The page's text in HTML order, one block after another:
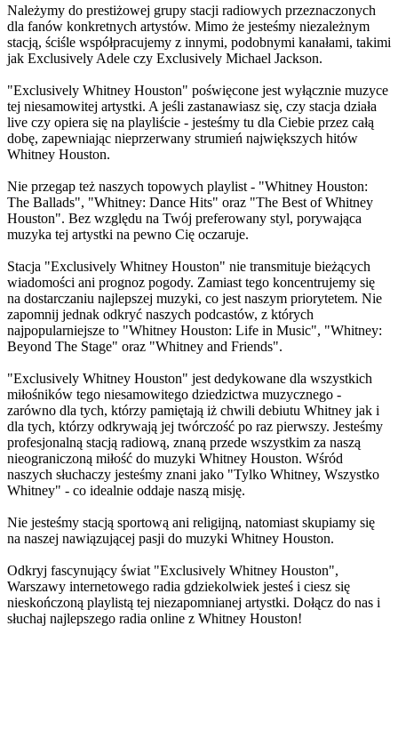
Należymy do prestiżowej grupy stacji radiowych przeznaczonych
dla fanów konkretnych artystów. Mimo że jesteśmy niezależnym
stacją, ściśle współpracujemy z innymi, podobnymi kanałami, takimi
jak Exclusively Adele czy Exclusively Michael Jackson.
"Exclusively Whitney Houston" poświęcone jest wyłącznie muzyce
tej niesamowitej artystki. A jeśli zastanawiasz się, czy stacja działa
live czy opiera się na playliście - jesteśmy tu dla Ciebie przez całą
dobę, zapewniając nieprzerwany strumień największych hitów
Whitney Houston.
Nie przegap też naszych topowych playlist - "Whitney Houston:
The Ballads", "Whitney: Dance Hits" oraz "The Best of Whitney
Houston". Bez względu na Twój preferowany styl, porywająca
muzyka tej artystki na pewno Cię oczaruje.
Stacja "Exclusively Whitney Houston" nie transmituje bieżących
wiadomości ani prognoz pogody. Zamiast tego koncentrujemy się
na dostarczaniu najlepszej muzyki, co jest naszym priorytetem. Nie
zapomnij jednak odkryć naszych podcastów, z których
najpopularniejsze to "Whitney Houston: Life in Music", "Whitney:
Beyond The Stage" oraz "Whitney and Friends".
"Exclusively Whitney Houston" jest dedykowane dla wszystkich
miłośników tego niesamowitego dziedzictwa muzycznego -
zarówno dla tych, którzy pamiętają iż chwili debiutu Whitney jak i
dla tych, którzy odkrywają jej twórczość po raz pierwszy. Jesteśmy
profesjonalną stacją radiową, znaną przede wszystkim za naszą
nieograniczoną miłość do muzyki Whitney Houston. Wśród
naszych słuchaczy jesteśmy znani jako "Tylko Whitney, Wszystko
Whitney" - co idealnie oddaje naszą misję.
Nie jesteśmy stacją sportową ani religijną, natomiast skupiamy się
na naszej nawiązującej pasji do muzyki Whitney Houston.
Odkryj fascynujący świat "Exclusively Whitney Houston",
Warszawy internetowego radia gdziekolwiek jesteś i ciesz się
nieskończoną playlistą tej niezapomnianej artystki. Dołącz do nas i
słuchaj najlepszego radia online z Whitney Houston!